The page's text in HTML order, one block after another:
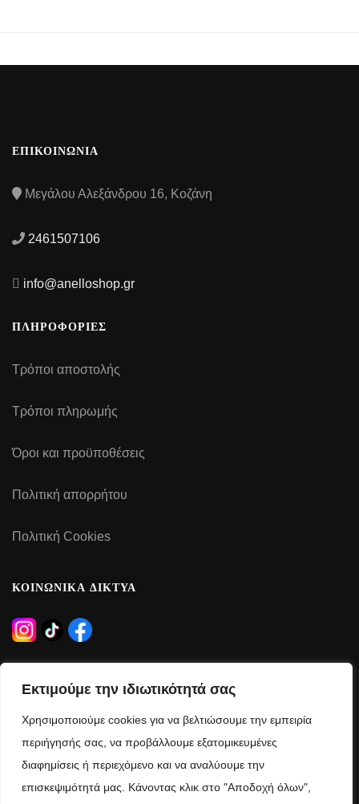
Εκτιμούμε την ιδιωτικότητά σας
Χρησιμοποιούμε cookies για να βελτιώσουμε την εμπειρία
περιήγησής σας, να προβάλλουμε εξατομικευμένες
διαφημίσεις ή περιεχόμενο και να αναλύουμε την
επισκεψιμότητά μας. Κάνοντας κλικ στο "Αποδοχή όλων",
ΕΠΙΚΟΙΝΩΝΙΑ
Μεγάλου Αλεξάνδρου 16, Κοζάνη
2461507106
info@anelloshop.gr
ΠΛΗΡΟΦΟΡΙΕΣ
Τρόποι αποστολής
Τρόποι πληρωμής
Όροι και προϋποθέσεις
Πολιτική απορρήτου
Πολιτική Cookies
ΚΟΙΝΩΝΙΚΑ ΔΙΚΤΥΑ
Δευτέρα – Τρίτη – Πέμπτη – Παρασκευή:
09:00 – 21:00
Τετάρτη – Σάββατο:
09:00 – 15:00